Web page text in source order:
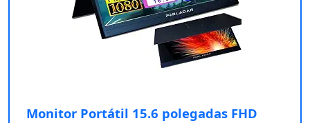
Monitor Portátil 15.6 polegadas FHD